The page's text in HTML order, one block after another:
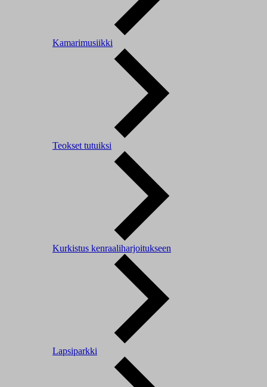
Kamarimusiikki
Teokset tutuiksi
Kurkistus kenraaliharjoitukseen
Lapsiparkki